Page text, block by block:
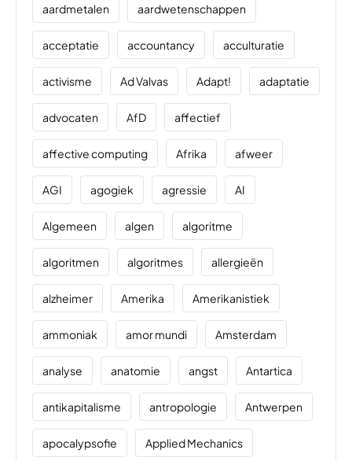
aardmetalen aardwetenschappen
acceptatie accountancy acculturatie
activisme Ad Valvas Adapt! adaptatie
advocaten AfD affectief
affective computing Afrika afweer
AGI agogiek agressie AI
Algemeen algen algoritme
algoritmen algoritmes allergieën
alzheimer Amerika Amerikanistiek
ammoniak amor mundi Amsterdam
analyse anatomie angst Antartica
antikapitalisme antropologie Antwerpen
apocalypsofie Applied Mechanics